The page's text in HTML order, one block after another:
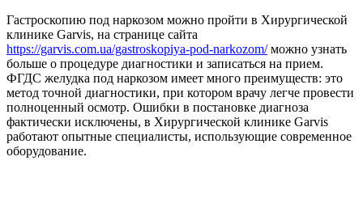
Гастроскопию под наркозом можно пройти в Хирургической
клинике Garvis, на странице сайта
https://garvis.com.ua/gastroskopiya-pod-narkozom/можно узнать
больше о процедуре диагностики и записаться на прием.
ФГДС желудка под наркозом имеет много преимуществ: это
метод точной диагностики, при котором врачу легче провести
полноценный осмотр. Ошибки в постановке диагноза
фактически исключены, в Хирургической клинике Garvis
работают опытные специалисты, использующие современное
оборудование.